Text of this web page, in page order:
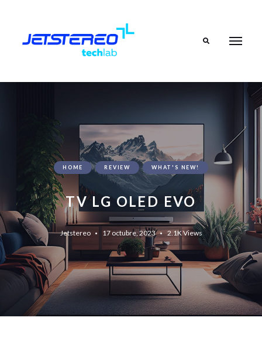
HOME REVIEW WHAT'S NEW!
TV LG OLED EVO
Jetstereo 17 octubre, 2023 2.1K Views